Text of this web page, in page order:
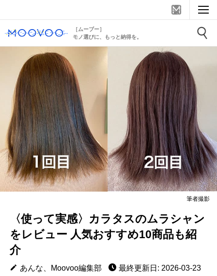
［ムーブー］
モノ選びに、もっと納得を。
筆者撮影
〈使って実感〉カラタスのムラシャン
をレビュー 人気おすすめ10商品も紹
介
あんな、Moovoo編集部
最終更新日: 2026-03-23